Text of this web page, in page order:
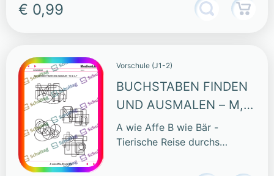
€ 0,99
Vorschule (J1-2)
BUCHSTABEN FINDEN
UND AUSMALEN – M,
N, O, P
A wie Affe B wie Bär -
Tierische Reise durchs